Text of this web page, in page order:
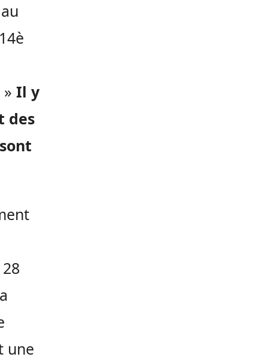
Il y
des
une